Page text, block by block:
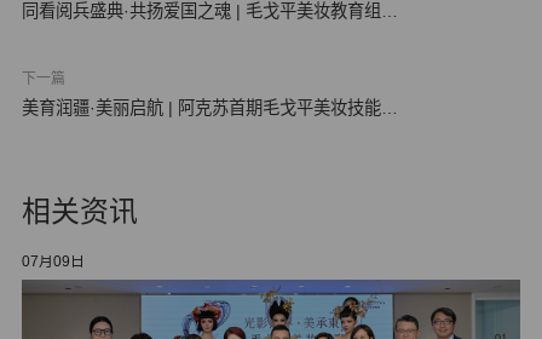
同看阅兵盛典·共扬爱国之魂 | 毛戈平美妆教育组织
下一篇
美育润疆·美丽启航 | 阿克苏首期毛戈平美妆技能培
相关资讯
07月09日